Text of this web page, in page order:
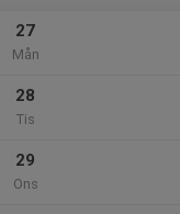
27
Mån
28
Tis
29
Ons